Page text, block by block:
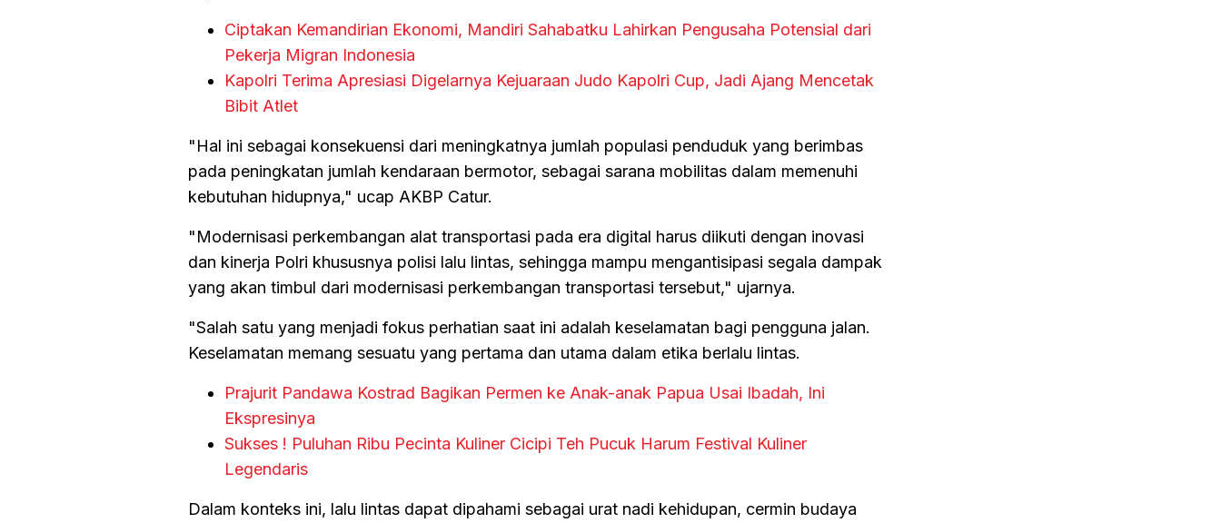
Ciptakan Kemandirian Ekonomi, Mandiri Sahabatku Lahirkan Pengusaha Potensial dari
Pekerja Migran Indonesia
Kapolri Terima Apresiasi Digelarnya Kejuaraan Judo Kapolri Cup, Jadi Ajang Mencetak
Bibit Atlet
"Hal ini sebagai konsekuensi dari meningkatnya jumlah populasi penduduk yang berimbas
pada peningkatan jumlah kendaraan bermotor, sebagai sarana mobilitas dalam memenuhi
kebutuhan hidupnya," ucap AKBP Catur.
"Modernisasi perkembangan alat transportasi pada era digital harus diikuti dengan inovasi
dan kinerja Polri khususnya polisi lalu lintas, sehingga mampu mengantisipasi segala dampak
yang akan timbul dari modernisasi perkembangan transportasi tersebut," ujarnya.
"Salah satu yang menjadi fokus perhatian saat ini adalah keselamatan bagi pengguna jalan.
Keselamatan memang sesuatu yang pertama dan utama dalam etika berlalu lintas.
Prajurit Pandawa Kostrad Bagikan Permen ke Anak-anak Papua Usai Ibadah, Ini
Ekspresinya
Sukses ! Puluhan Ribu Pecinta Kuliner Cicipi Teh Pucuk Harum Festival Kuliner
Legendaris
Dalam konteks ini, lalu lintas dapat dipahami sebagai urat nadi kehidupan, cermin budaya